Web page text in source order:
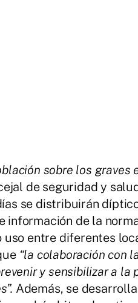
sobre los graves
de seguridad y
se distribuirán
información de la
entre diferentes
“la colaboración con
y sensibilizar a la
Además, se